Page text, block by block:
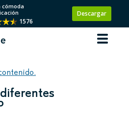
cómoda
1576
Descargar